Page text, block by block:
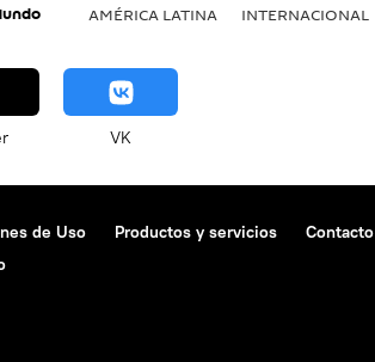
AMÉRICA LATINA INTERNACIONAL
VK
de Uso Productos y servicios Contacto